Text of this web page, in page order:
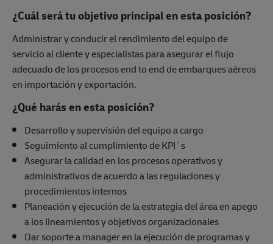
¿Cuál será tu objetivo principal en esta posición?
Administrar y conducir el rendimiento del equipo de
servicio al cliente y especialistas para asegurar el flujo
adecuado de los procesos end to end de embarques aéreos
en importación y exportación.
¿Qué harás en esta posición?
Desarrollo y supervisión del equipo a cargo
Seguimiento al cumplimiento de KPI´s
Asegurar la calidad en los procesos operativos y
administrativos de acuerdo a las regulaciones y
procedimientos internos
Planeación y ejecución de la estrategia del área en apego
a los lineamientos y objetivos organizacionales
Dar soporte a manager en la ejecución de programas y